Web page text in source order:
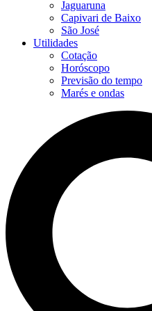
Jaguaruna
Capivari de Baixo
São José
Utilidades
Cotação
Horóscopo
Previsão do tempo
Marés e ondas